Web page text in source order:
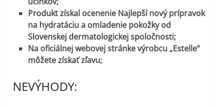
Produkt získal ocenenie Najlepší nový prípravok
na hydratáciu a omladenie pokožky od
Slovenskej dermatologickej spoločnosti;
Na oficiálnej webovej stránke výrobcu „Estelle“
môžete získať zľavu;
NEVÝHODY: